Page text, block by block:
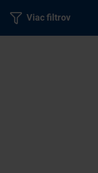
Viac filtrov